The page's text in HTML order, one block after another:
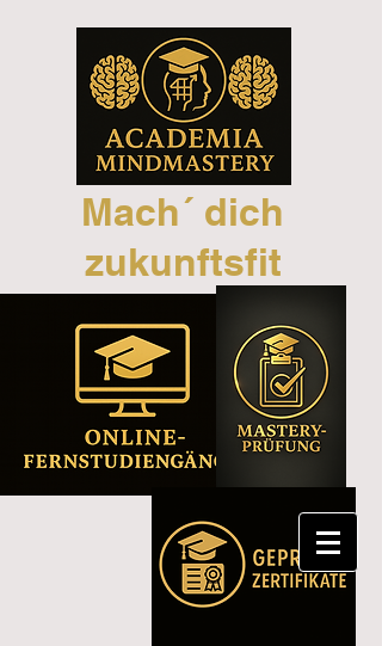
Mach´ dich
zukunftsfit